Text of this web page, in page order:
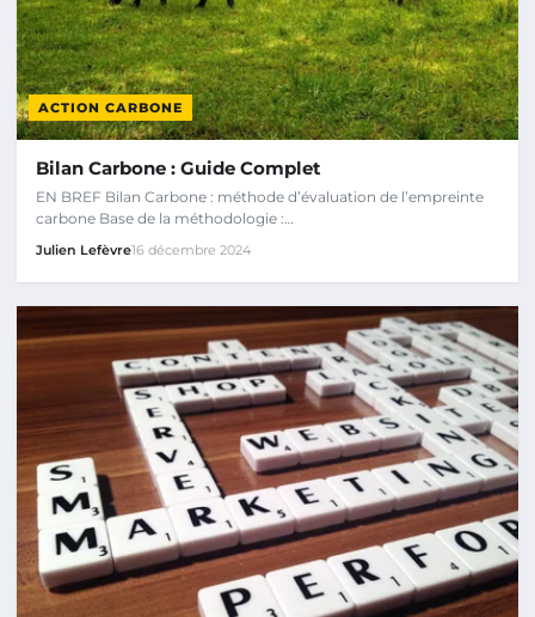
ACTION CARBONE
Bilan Carbone : Guide Complet
EN BREF Bilan Carbone : méthode d’évaluation de l’empreinte
carbone Base de la méthodologie :…
Julien Lefèvre16 décembre 2024